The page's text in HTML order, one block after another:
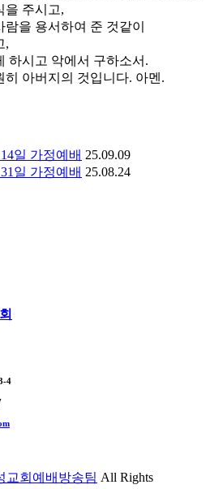
을 주시고,
을 용서하여 준 것같이
,
하시고 악에서 구하소서.
아버지의 것입니다. 아멘.
일 가정예배 25.09.09
일 가정예배 25.08.24
4
교회예배방송팀 All Rights